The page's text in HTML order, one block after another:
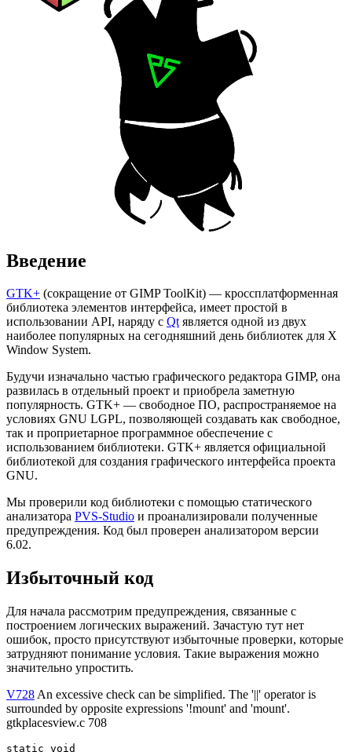
Введение
GTK+ (сокращение от GIMP ToolKit) — кроссплатформенная
библиотека элементов интерфейса, имеет простой в
использовании API, наряду с Qtявляется одной из двух
наиболее популярных на сегодняшний день библиотек для X
Window System.
Будучи изначально частью графического редактора GIMP, она
развилась в отдельный проект и приобрела заметную
популярность. GTK+ — свободное ПО, распространяемое на
условиях GNU LGPL, позволяющей создавать как свободное,
так и проприетарное программное обеспечение с
использованием библиотеки. GTK+ является официальной
библиотекой для создания графического интерфейса проекта
GNU.
Мы проверили код библиотеки с помощью статического
анализатора PVS-Studio и проанализировали полученные
предупреждения. Код был проверен анализатором версии
6.02.
Избыточный код
Для начала рассмотрим предупреждения, связанные с
построением логических выражений. Зачастую тут нет
ошибок, просто присутствуют избыточные проверки, которые
затрудняют понимание условия. Такие выражения можно
значительно упростить.
V728 An excessive check can be simplified. The '||' operator is
surrounded by opposite expressions '!mount' and 'mount'.
gtkplacesview.c 708
static void